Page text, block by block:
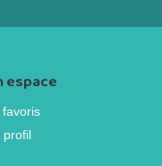
espace
favoris
profil